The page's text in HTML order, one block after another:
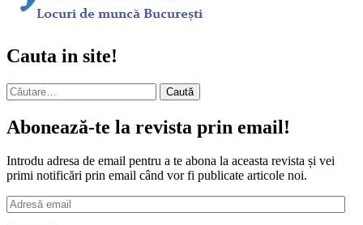
Cauta in site!
Caută
după:
Abonează-te la revista prin email!
Introdu adresa de email pentru a te abona la aceasta revista și vei
primi notificări prin email când vor fi publicate articole noi.
Adresă
email